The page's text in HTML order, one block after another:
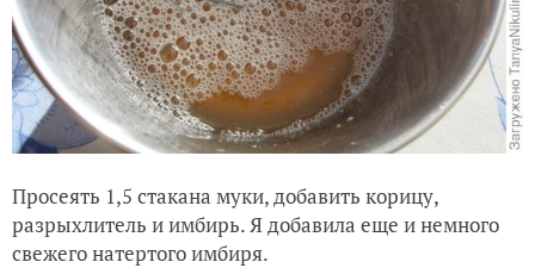
Просеять 1,5 стакана муки, добавить корицу,
разрыхлитель и имбирь. Я добавила еще и немного
свежего натертого имбиря.